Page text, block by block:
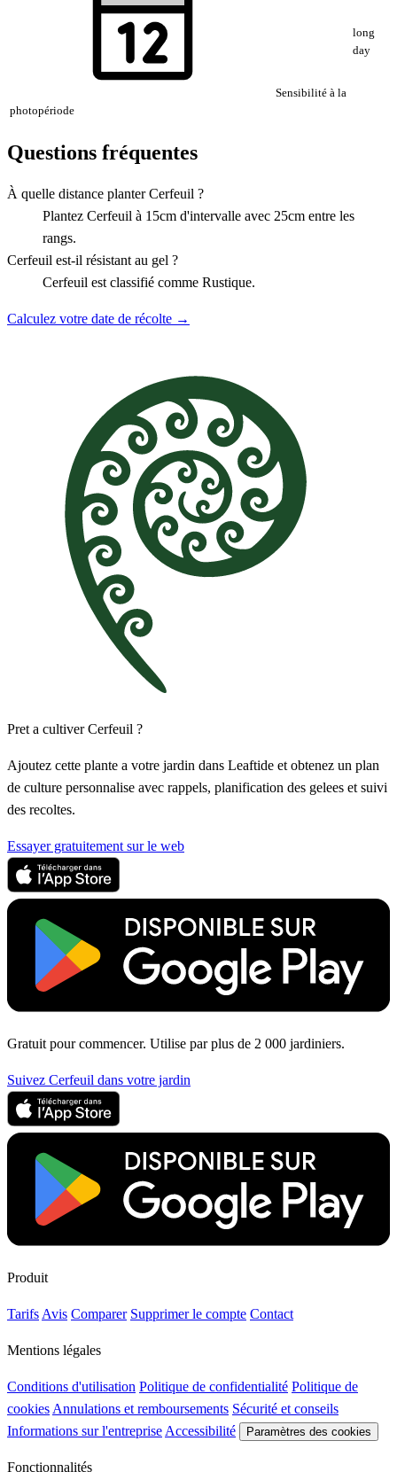
Sensibilité à la
photopériode
long
day
Questions fréquentes
À quelle distance planter Cerfeuil ?
Plantez Cerfeuil à 15cm d'intervalle avec 25cm entre les
rangs.
Cerfeuil est-il résistant au gel ?
Cerfeuil est classifié comme Rustique.
Calculez votre date de récolte →
Pret a cultiver Cerfeuil ?
Ajoutez cette plante a votre jardin dans Leaftide et obtenez un plan
de culture personnalise avec rappels, planification des gelees et suivi
des recoltes.
Essayer gratuitement sur le web
Gratuit pour commencer. Utilise par plus de 2 000 jardiniers.
Suivez Cerfeuil dans votre jardin
Produit
Tarifs Avis Comparer Supprimer le compte Contact
Mentions légales
Conditions d'utilisation Politique de confidentialité Politique de
cookies Annulations et remboursements Sécurité et conseils
Informations sur l'entreprise Accessibilité Paramètres des cookies
Fonctionnalités